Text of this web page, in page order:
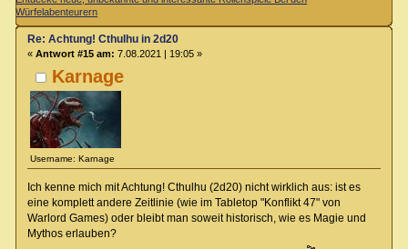
Würfelabenteurern
Karnage
Username: Karnage
Re: Achtung! Cthulhu in 2d20
« Antwort #15 am: 7.08.2021 | 19:05 »
Ich kenne mich mit Achtung! Cthulhu (2d20) nicht wirklich aus: ist es
eine komplett andere Zeitlinie (wie im Tabletop "Konflikt 47" von
Warlord Games) oder bleibt man soweit historisch, wie es Magie und
Mythos erlauben?